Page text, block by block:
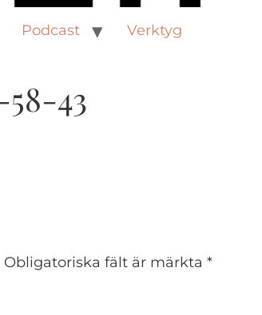
Podcast Verktyg
43
Obligatoriska fält är märkta *